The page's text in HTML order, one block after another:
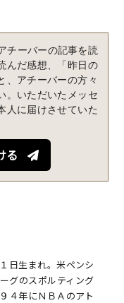
n
e
チーバーの記事を読
んだ感想、「昨日の
、アチーバーの方々
。いただいたメッセ
人に届けさせていた
る
日生まれ。米ペンシ
グのスポルティング
４年にＮＢＡのアト